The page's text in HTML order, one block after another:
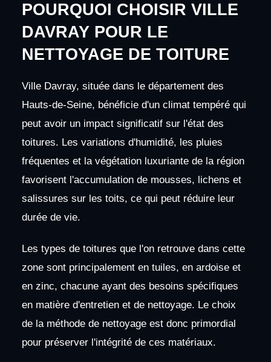
POURQUOI CHOISIR VILLE
DAVRAY POUR LE
NETTOYAGE DE TOITURE
Ville Davray, située dans le département des
Hauts-de-Seine, bénéficie d'un climat tempéré qui
peut avoir un impact significatif sur l'état des
toitures. Les variations d'humidité, les pluies
fréquentes et la végétation luxuriante de la région
favorisent l'accumulation de mousses, lichens et
salissures sur les toits, ce qui peut réduire leur
durée de vie.
Les types de toitures que l'on retrouve dans cette
zone sont principalement en tuiles, en ardoise et
en zinc, chacune ayant des besoins spécifiques
en matière d'entretien et de nettoyage. Le choix
de la méthode de nettoyage est donc primordial
pour préserver l'intégrité de ces matériaux.